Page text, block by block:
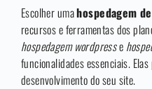
Escolher umahospedagem
recursos e ferramentas dos
hospedagem wordpresse
funcionalidades essenciais.
desenvolvimento do seu site.